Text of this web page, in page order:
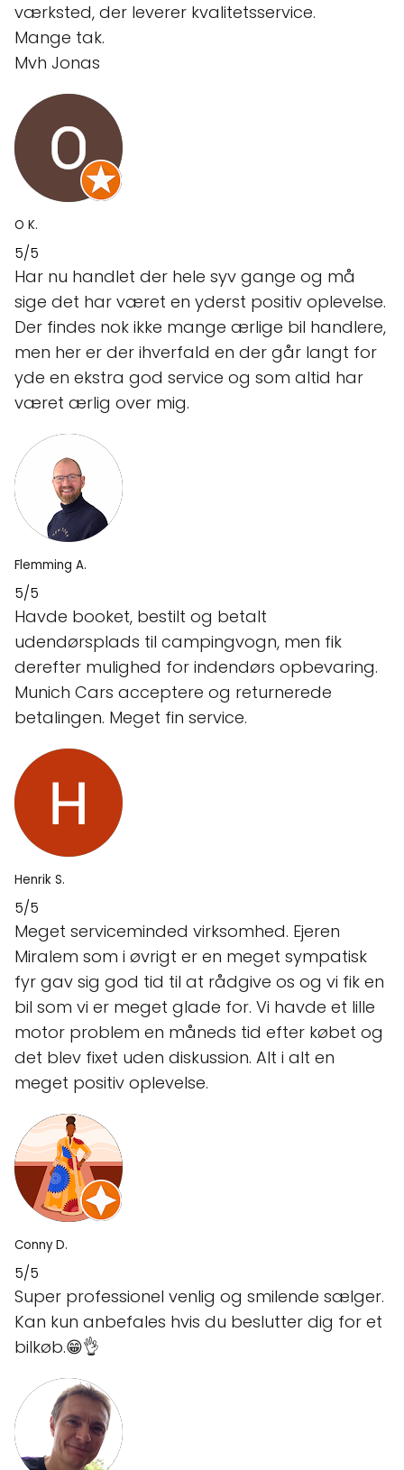
værksted, der leverer kvalitetsservice.
Mange tak.
Mvh Jonas
O K.
5/5
Har nu handlet der hele syv gange og må
sige det har været en yderst positiv oplevelse.
Der findes nok ikke mange ærlige bil handlere,
men her er der ihverfald en der går langt for
yde en ekstra god service og som altid har
været ærlig over mig.
Flemming A.
5/5
Havde booket, bestilt og betalt
udendørsplads til campingvogn, men fik
derefter mulighed for indendørs opbevaring.
Munich Cars acceptere og returnerede
betalingen. Meget fin service.
Henrik S.
5/5
Meget serviceminded virksomhed. Ejeren
Miralem som i øvrigt er en meget sympatisk
fyr gav sig god tid til at rådgive os og vi fik en
bil som vi er meget glade for. Vi havde et lille
motor problem en måneds tid efter købet og
det blev fixet uden diskussion. Alt i alt en
meget positiv oplevelse.
Conny D.
5/5
Super professionel venlig og smilende sælger.
Kan kun anbefales hvis du beslutter dig for et
bilkøb.😁👌